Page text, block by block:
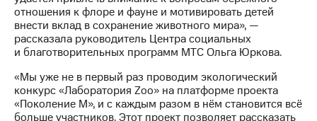
Корпоративное
управление
Корпоративный
секретарь
Раскрытие
информации
Информация
акционерам
отношения к флоре и фауне и мотивировать детей
внести вклад в сохранение животного мира», —
рассказала руководитель Центра социальных
и благотворительных программ МТС Ольга Юркова.
«Мы уже не в первый раз проводим экологический
конкурс «Лаборатория Zoo» на платформе проекта
«Поколение М», и с каждым разом в нём становится всё
больше участников. Этот проект позволяет рассказать